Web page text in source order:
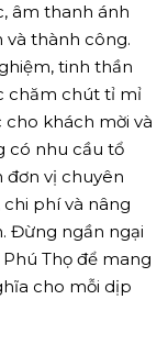
âm thanh ánh
và thành công.
tinh thần
chăm chút tỉ mỉ
cho khách mời và
có nhu cầu tổ
đơn vị chuyên
phí và nâng
Đừng ngần ngại
Thọ để mang
cho mỗi dịp